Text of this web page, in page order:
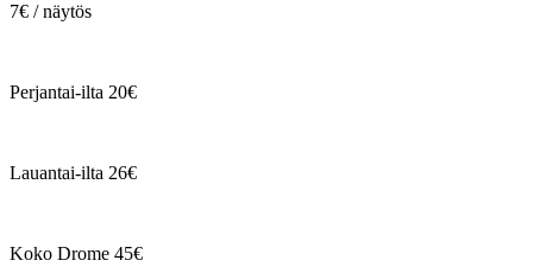
7€ / näytös
Perjantai-ilta 20€
Lauantai-ilta 26€
Koko Drome 45€